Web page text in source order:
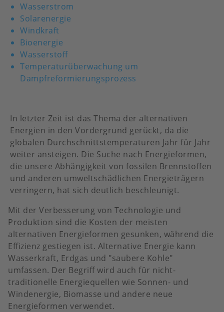
In letzter Zeit ist das Thema der alternativen
Energien in den Vordergrund gerückt, da die
globalen Durchschnittstemperaturen Jahr für Jahr
weiter ansteigen. Die Suche nach Energieformen,
die unsere Abhängigkeit von fossilen Brennstoffen
und anderen umweltschädlichen Energieträgern
verringern, hat sich deutlich beschleunigt.
Mit der Verbesserung von Technologie und
Produktion sind die Kosten der meisten
alternativen Energieformen gesunken, während die
Effizienz gestiegen ist. Alternative Energie kann
Wasserkraft, Erdgas und "saubere Kohle"
umfassen. Der Begriff wird auch für nicht-
traditionelle Energiequellen wie Sonnen- und
Windenergie, Biomasse und andere neue
Energieformen verwendet.
Wasserstrom
Solarenergie
Windkraft
Bioenergie
Wasserstoff
Temperaturüberwachung um
Dampfreformierungsprozess